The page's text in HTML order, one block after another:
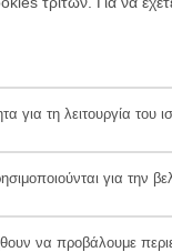
για τη λειτουργία του
για την
να προβάλουμε